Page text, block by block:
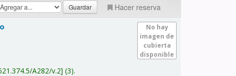
Hacer reserva
No hay
imagen de
cubierta
disponible
A282/v.2 (3).